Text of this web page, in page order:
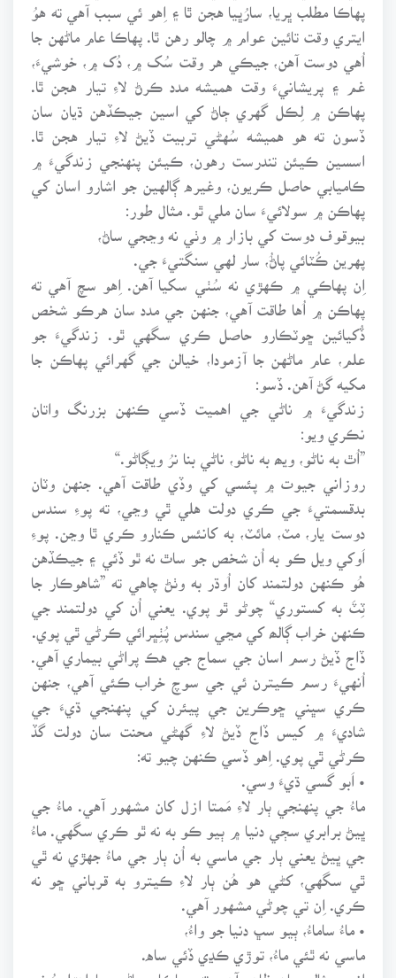
پهاڪا مطلب ڀريا، سارُڀيا هجن ٿا ۽ اِهو ئي سبب آهي ته هوُ
ايتري وقت تائين عوام ۾ چالو رهن ٿا. پهاڪا عام ماڻهن جا
اُهي دوست آهن، جيڪي هر وقت سُک ۾، دُک ۾، خوشيءَ،
غم ۽ پريشانيءَ وقت هميشه مدد ڪرڻ لاءِ تيار هجن ٿا.
پهاڪن ۾ لِڪل گهري ڄاڻ کي اسين جيڪڏهن ڌيان سان
ڏسون ته هو هميشه سُهڻي تربيت ڏيڻ لاءِ تيار هجن ٿا.
اسسين ڪيئن تندرست رهون، ڪيئن پنهنجي زندگيءَ ۾
ڪاميابي حاصل ڪريون، وغيره ڳالهين جو اشارو اسان کي
پهاڪن ۾ سولائيءَ سان ملي ٿو. مثال طور:
بيوقوف دوست کي بازار ۾ وٺي نه وڃجي ساڻ،
پهرين ڪُٽائي پاڻُ، سار لهي سنگتيءَ جي.
اِن پهاڪي ۾ ڪهڙي نه سُٺي سکيا آهن. اِهو سچ آهي ته
پهاڪن ۾ اُها طاقت آهي، جنهن جي مدد سان هرڪو شخص
ڏُکيائين ڇوٽڪارو حاصل ڪري سگهي ٿو. زندگيءَ جو
علم، عام ماڻهن جا آزمودا، خيالن جي گهرائي پهاڪن جا
مکيه گڻ آهن. ڏسو:
زندگيءَ ۾ ناڻي جي اهميت ڏسي ڪنهن بزرنگ واتان
”اُٿ به ناڻو، ويھ به ناڻو، ناڻي بنا نرُ ويڳاڻو.“
روزاني جيوت ۾ پئسي کي وڏي طاقت آهي. جنهن وٽان
بدقسمتيءَ جي ڪري دولت هلي ٿي وڃي، ته پوءِ سندس
دوست يار، مٽ، مائٽ، به کانئس ڪنارو ڪري ٿا وڃن. پوءِ
اَوکي ويل ڪو به اُن شخص جو ساٿ نه ٿو ڏئي ۽ جيڪڏهن
هُو ڪنهن دولتمند کان اُوڌر به وٺڻ چاهي ته ”شاهوڪار جا
ٽِٽَ به کستوري“ چوڻو ٿو پوي. يعني اُن کي دولتمند جي
ڪنهن خراب ڳالھ کي مڃي سندس پُٺِڀرائي ڪرڻي ٿي پوي.
ڏاج ڏيڻ رسم اسان جي سماج جي هڪ پراڻي بيماري آهي.
اُنهيءَ رسم ڪيترن ئي جي سوچ خراب ڪئي آهي، جنهن
ڪري سڀني ڇوڪرين جي پيئرن کي پنهنجي ڌيءَ جي
شاديءَ ۾ کيس ڏاج ڏيڻ لاءِ گهڻي محنت سان دولت گڏ
ڪرڻي ٿي پوي. اِهو ڏسي ڪنهن چيو ته:
• اَبو گسي ڌيءَ وسي.
ماءُ جي پنهنجي ٻار لاءِ مَمتا ازل کان مشهور آهي. ماءُ جي
ڀيڻ برابري سڄي دنيا ۾ ٻيو ڪو به نه ٿو ڪري سگهي. ماءُ
جي ڀيڻ يعني ٻار جي ماسي به اُن ٻار جي ماءُ جهڙي نه ٿي
ٿي سگهي، کڻي هو هُن ٻار لاءِ ڪيترو به قرباني ڇو نه
ڪري. اِن تي چوڻي مشهور آهي.
• ماءُ ساماءُ، ٻيو سڀ دنيا جو واءُ،
ماسي نه ٿئي ماءُ، توڙي ڪڍي ڏئي ساه.
اِنهن مثالن مان ظاهر آهي ته پهاڪا سياڻپ جا اهڙا سُخن